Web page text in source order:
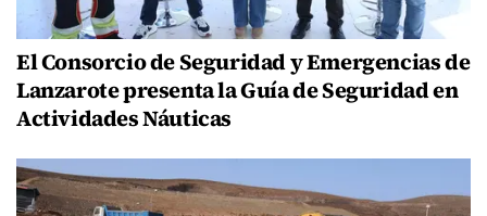
El Consorcio de Seguridad y Emergencias de
Lanzarote presenta la Guía de Seguridad en
Actividades Náuticas